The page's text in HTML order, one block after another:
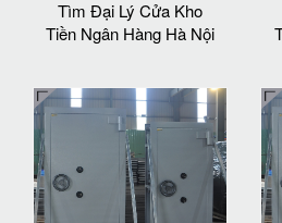
Tìm Đại Lý Cửa Kho
Tiền Ngân Hàng Hà Nội